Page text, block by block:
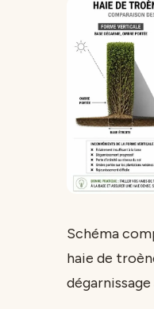
Schéma
haie de
dégarnissage